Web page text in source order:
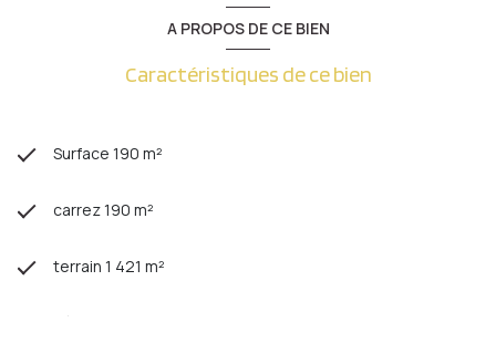
A PROPOS DE CE BIEN
Caractéristiques de ce bien
Surface 190 m²
carrez 190 m²
terrain 1 421 m²
séjour 35 m²